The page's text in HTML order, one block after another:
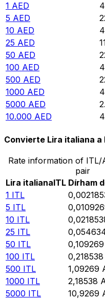
1 AED
5 AED
10 AED
25 AED
50 AED
100 AED
500 AED
1000 AED
5000 AED
10.000 AED
Convierte Lira italiana a
Rate information of
pair
Lira italianaITL Dírham
1 ITL
5 ITL
10 ITL
25 ITL
50 ITL 0,109269
100 ITL 0,218538
500 ITL 1,09269
1000 ITL 2,18538
5000 ITL 10,9269